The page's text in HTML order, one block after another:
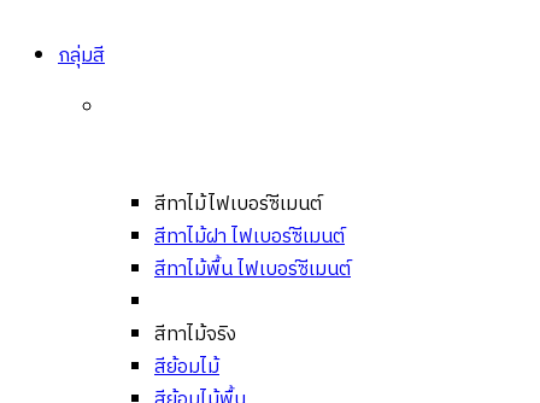
กลุ่มสี
สีทาไม้ไฟเบอร์ซีเมนต์
สีทาไม้ฝา ไฟเบอร์ซีเมนต์
สีทาไม้พื้น ไฟเบอร์ซีเมนต์
สีทาไม้จริง
สีย้อมไม้